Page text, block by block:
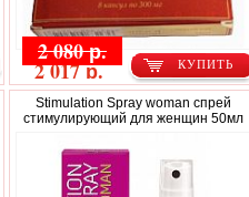
КУПИТЬ
2 080 р.
2 017 р.
Stimulation Spray woman спрей
стимулирующий для женщин 50мл